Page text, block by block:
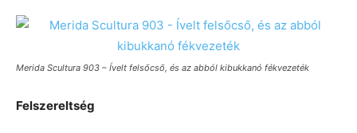
Merida Scultura 903 – Ívelt felsőcső, és az abból kibukkanó fékvezeték
Felszereltség